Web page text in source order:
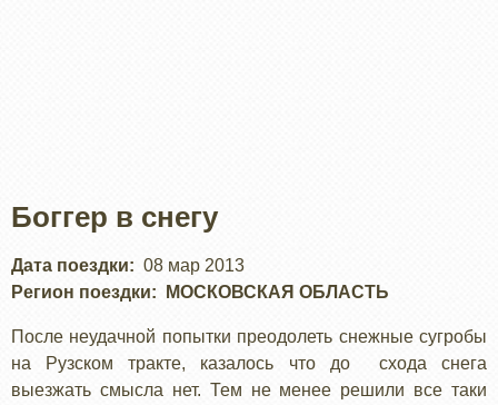
Боггер в снегу
Дата поездки
08 мар 2013
Регион поездки
МОСКОВСКАЯ ОБЛАСТЬ
После неудачной попытки преодолеть снежные сугробы
на Рузском тракте, казалось что до схода снега
выезжать смысла нет. Тем не менее решили все таки